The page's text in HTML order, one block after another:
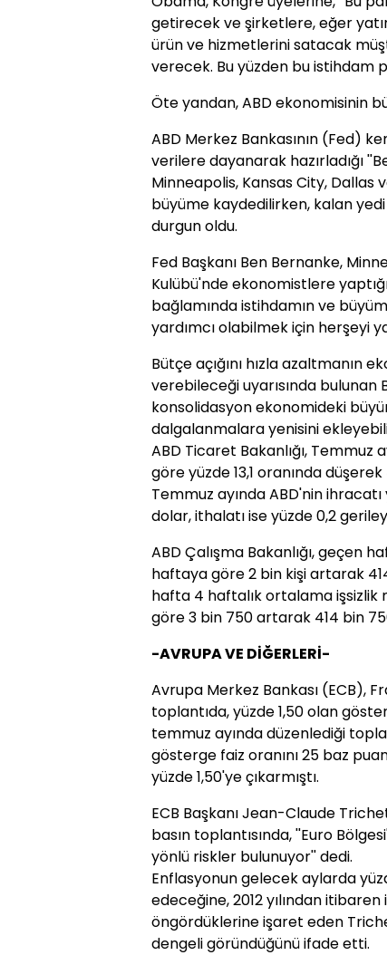
getirecek ve şirketlere, eğer
ürün ve hizmetlerini satacak
verecek. Bu yüzden bu istihdam
Öte yandan, ABD ekonomisinin
ABD Merkez Bankasının (Fed)
verilere dayanarak hazırladığı
Minneapolis, Kansas City,
büyüme kaydedilirken, kalan
durgun oldu.
Fed Başkanı Ben Bernanke,
Kulübü'nde ekonomistlere
bağlamında istihdamın ve
yardımcı olabilmek için herşeyi
Bütçe açığını hızla
verebileceği uyarısında bulunan
konsolidasyon ekonomideki
dalgalanmalara yenisini
ABD Ticaret Bakanlığı, Temmuz
göre yüzde 13,1 oranında
Temmuz ayında ABD'nin
dolar, ithalatı ise yüzde 0,2
ABD Çalışma Bakanlığı, geçen
haftaya göre 2 bin kişi artarak
hafta 4 haftalık ortalama işsizlik
göre 3 bin 750 artarak 414 bin
-AVRUPA VE DİĞERLERİ-
Avrupa Merkez Bankası (ECB),
toplantıda, yüzde 1,50 olan
temmuz ayında düzenlediği
gösterge faiz oranını 25 baz
yüzde 1,50'ye çıkarmıştı.
ECB Başkanı Jean-Claude
basın toplantısında, ''Euro
yönlü riskler bulunuyor'' dedi.
Enflasyonun gelecek aylarda
edeceğine, 2012 yılından
öngördüklerine işaret eden
dengeli göründüğünü ifade etti.